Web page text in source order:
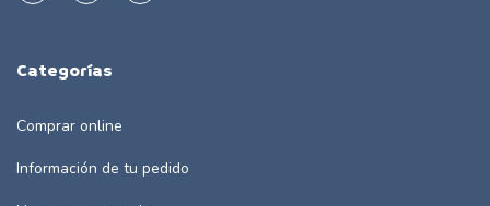
Categorías
Comprar online
Información de tu pedido